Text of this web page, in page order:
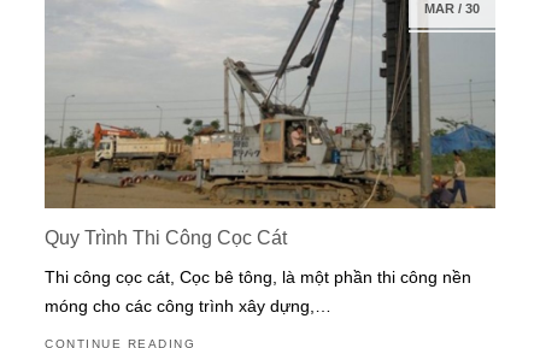
MAR/ 30
Quy Trình Thi Công Cọc Cát
Thi công cọc cát, Cọc bê tông, là một phần thi công nền
móng cho các công trình xây dựng,…
CONTINUE READING